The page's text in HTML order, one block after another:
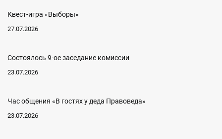
Квест-игра «Выборы»
27.07.2026
Состоялось 9-ое заседание комиссии
23.07.2026
Час общения «В гостях у деда Правоведа»
23.07.2026